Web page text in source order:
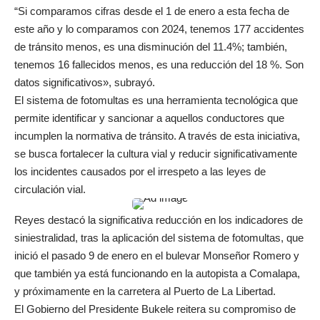
“Si comparamos cifras desde el 1 de enero a esta fecha de
este año y lo comparamos con 2024, tenemos 177 accidentes
de tránsito menos, es una disminución del 11.4%; también,
tenemos 16 fallecidos menos, es una reducción del 18 %. Son
datos significativos», subrayó.
El sistema de fotomultas es una herramienta tecnológica que
permite identificar y sancionar a aquellos conductores que
incumplen la normativa de tránsito. A través de esta iniciativa,
se busca fortalecer la cultura vial y reducir significativamente
los incidentes causados por el irrespeto a las leyes de
circulación vial.
Reyes destacó la significativa reducción en los indicadores de
siniestralidad, tras la aplicación del sistema de fotomultas, que
inició el pasado 9 de enero en el bulevar Monseñor Romero y
que también ya está funcionando en la autopista a Comalapa,
y próximamente en la carretera al Puerto de La Libertad.
El Gobierno del Presidente Bukele reitera su compromiso de